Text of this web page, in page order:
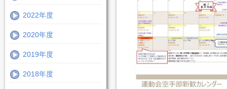
2022年度
2020年度
2019年度
2018年度